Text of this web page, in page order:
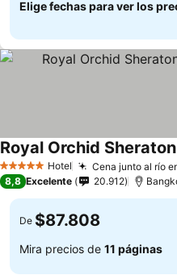
Elige fechas para ver los
5 Estrellas Hotel Cena junto al río
8,8 Excelente 20.912
De $87.808
Mira precios de 11 páginas